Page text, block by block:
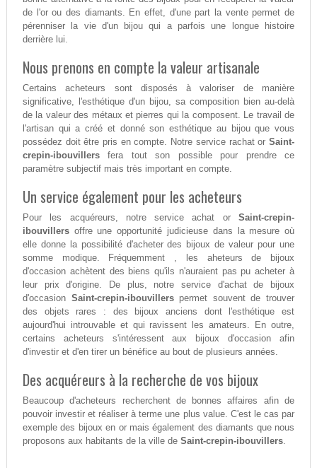
de l'or ou des diamants. En effet, d'une part la vente permet de
pérenniser la vie d'un bijou qui a parfois une longue histoire
derrière lui.
Nous prenons en compte la valeur artisanale
Certains acheteurs sont disposés à valoriser de manière
significative, l'esthétique d'un bijou, sa composition bien au-delà
de la valeur des métaux et pierres qui la composent. Le travail de
l'artisan qui a créé et donné son esthétique au bijou que vous
possédez doit être pris en compte. Notre service rachat orSaint-
crepin-ibouvillersfera tout son possible pour prendre ce
paramètre subjectif mais très important en compte.
Un service également pour les acheteurs
Pour les acquéreurs, notre service achat orSaint-crepin-
ibouvillersoffre une opportunité judicieuse dans la mesure où
elle donne la possibilité d'acheter des bijoux de valeur pour une
somme modique. Fréquemment , les aheteurs de bijoux
d'occasion achètent des biens qu'ils n'auraient pas pu acheter à
leur prix d'origine. De plus, notre service d'achat de bijoux
d'occasion Saint-crepin-ibouvillerspermet souvent de trouver
des objets rares : des bijoux anciens dont l'esthétique est
aujourd'hui introuvable et qui ravissent les amateurs. En outre,
certains acheteurs s'intéressent aux bijoux d'occasion afin
d'investir et d'en tirer un bénéfice au bout de plusieurs années.
Des acquéreurs à la recherche de vos bijoux
Beaucoup d'acheteurs recherchent de bonnes affaires afin de
pouvoir investir et réaliser à terme une plus value. C'est le cas par
exemple des bijoux en or mais également des diamants que nous
proposons aux habitants de la ville de Saint-crepin-ibouvillers.